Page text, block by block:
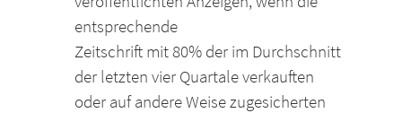
entsprechende
Zeitschrift mit 80% der im Durchschnitt
der letzten vier Quartale verkauften
oder auf andere Weise zugesicherten